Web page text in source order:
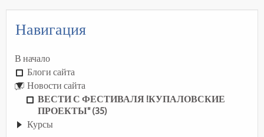
Навигация
В начало
Блоги сайта
Новости сайта
ВЕСТИ С ФЕСТИВАЛЯ !КУПАЛОВСКИЕ
ПРОЕКТЫ" (35)
Курсы